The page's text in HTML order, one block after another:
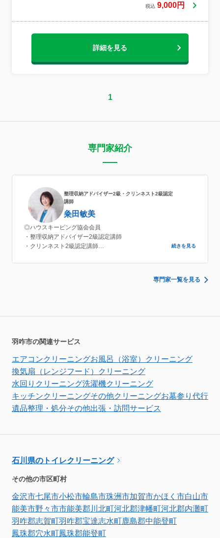
税込 9,000円
詳細を見る
1
専門家紹介
整理収納アドバイザー2級・クリンネスト2級認定
講師
粂田敏美
◎ハウスキーピング協会会員
・整理収納アドバイザー2級認定講師
・クリンネスト2級認定講師
・親・子の片づけマスターインストラクター
続きを見る
専門家一覧を見る
羽咋市の関連サービス
エアコンクリーニングお風呂（浴室）クリーニング
換気扇（レンジフード）クリーニング
水回りクリーニング洗濯機クリーニング
キッチンクリーニングその他クリーニングお墓参り代行
遺品整理・処分その他出張・訪問サービス
石川県のトイレクリーニング
その他の市区町村
金沢市七尾市小松市輪島市珠洲市加賀市かほく市白山市
能美市野々市市能美郡川北町河北郡津幡町河北郡内灘町
羽咋郡志賀町羽咋郡宝達志水町鹿島郡中能登町
鳳珠郡穴水町鳳珠郡能登町